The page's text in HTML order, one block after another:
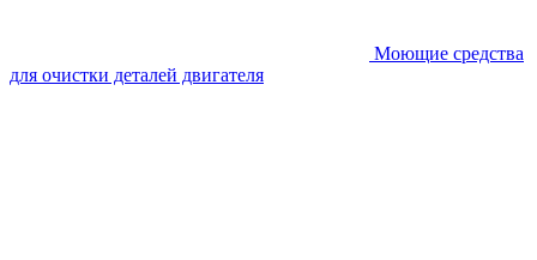
Моющие средства
для очистки деталей двигателя